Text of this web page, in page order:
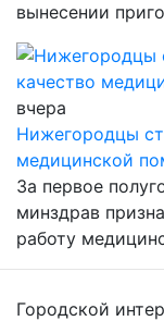
вынесении
вчера
Нижегородцы
медицинской
За первое
минздрав
работу
Городской